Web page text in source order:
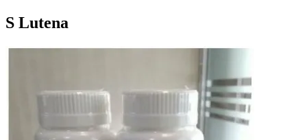
S Lutena